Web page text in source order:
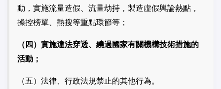
動，實施流量造假、流量劫持，製造虛假輿論熱點，
操控榜單、熱搜等重點環節等；
（四）實施違法穿透、繞過國家有關機構技術措施的
活動；
（五）法律、行政法規禁止的其他行為。